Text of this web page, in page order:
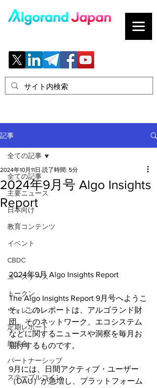
記事
全ての記事
主要ニュース
日本向け
教育コンテンツ
イベント
CBDC
ユースケース
トークン
ウォレット
定期レポート
助成金
パートナーシップ
ステーブルコイン
全ての記事
2024年9月号 Algo Insights
Report
2024年10月11日 読了時間: 5分
2024年9月 Algo Insights Report
The Algo Insights Report 9月号へようこ
そ。このレポートは、アルゴランド財
団、そのネットワーク、エコシステム
などに関するニュースや洞察を毎月お
届けするものです。
9月には、日間アクティブ・ユーザー
（DAU）が急増し、プラットフォーム